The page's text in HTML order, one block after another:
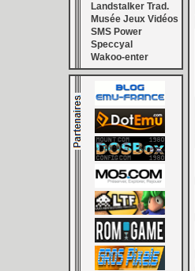
Landstalker Trad.
Musée Jeux Vidéos
SMS Power
Speccyal
Wakoo-enter